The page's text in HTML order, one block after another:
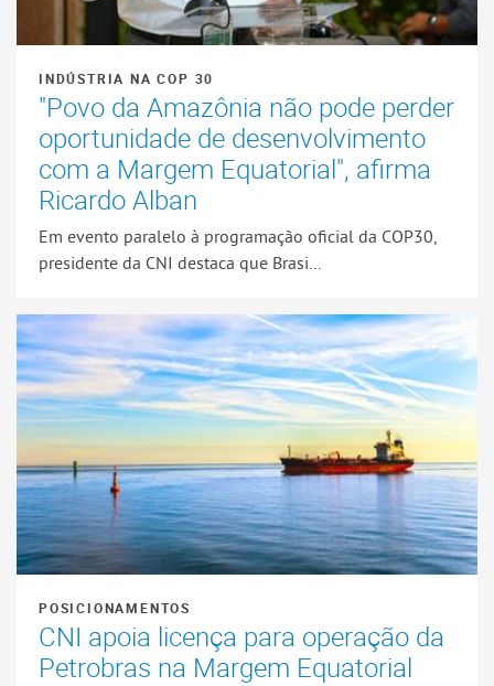
INDÚSTRIA NA COP 30
"Povo da Amazônia não pode perder
oportunidade de desenvolvimento
com a Margem Equatorial", afirma
Ricardo Alban
Em evento paralelo à programação oficial da COP30,
presidente da CNI destaca que Brasi...
POSICIONAMENTOS
CNI apoia licença para operação da
Petrobras na Margem Equatorial